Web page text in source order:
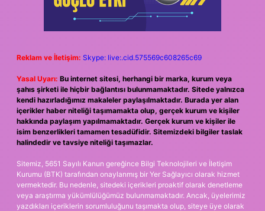
Reklam ve İletişim: Skype: live:.cid.575569c608265c69
Yasal Uyarı: Bu internet sitesi, herhangi bir marka, kurum veya
şahıs şirketi ile hiçbir bağlantısı bulunmamaktadır. Sitede yalnızca
kendi hazırladığımız makaleler paylaşılmaktadır. Burada yer alan
içerikler haber niteliği taşımamakta olup, gerçek kurum ve kişiler
hakkında paylaşım yapılmamaktadır. Gerçek kurum ve kişiler ile
isim benzerlikleri tamamen tesadüfidir. Sitemizdeki bilgiler taslak
halindedir ve tavsiye niteliği taşımazlar.
Sitemiz, 5651 Sayılı Kanun gereğince Bilgi Teknolojileri ve İletişim
Kurumu (BTK) tarafından onaylanmış bir Yer Sağlayıcı olarak hizmet
vermektedir. Bu nedenle, sitedeki içerikleri proaktif olarak denetleme
veya araştırma yükümlülüğümüz bulunmamaktadır. Ancak, üyelerimiz
yazdıkları içeriklerin sorumluluğunu taşımakta olup, siteye üye olarak